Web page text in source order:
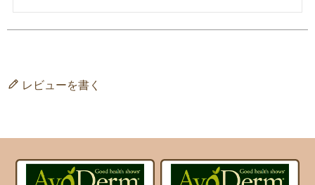
レビューを書く